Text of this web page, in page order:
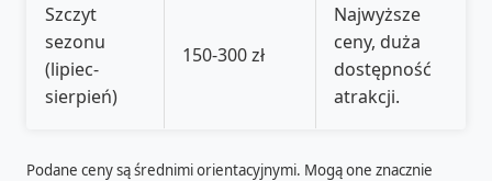
Szczyt
sezonu
(lipiec-
sierpień)
150-300 zł
Najwyższe
ceny, duża
dostępność
atrakcji.
Podane ceny są średnimi orientacyjnymi. Mogą one znacznie